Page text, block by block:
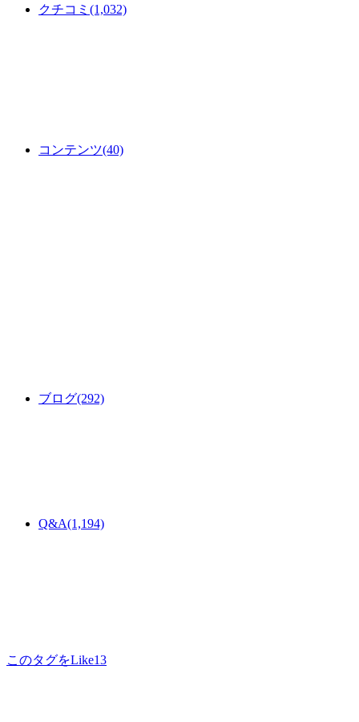
クチコミ (1,032)
コンテンツ(40)
ブログ(292)
Q&A(1,194)
このタグをLike13